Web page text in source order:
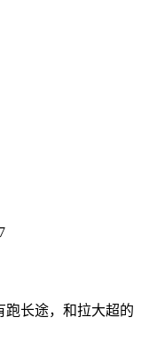
跑长途，和拉大超的